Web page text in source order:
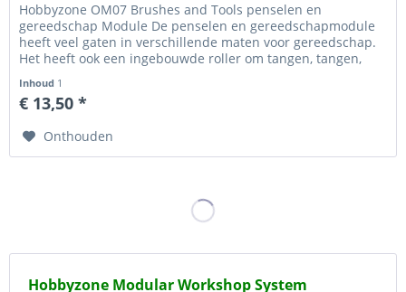
Hobbyzone OM07 Brushes and Tools penselen en
gereedschap Module De penselen en gereedschapmodule
heeft veel gaten in verschillende maten voor gereedschap.
Het heeft ook een ingebouwde roller om tangen, tangen,
Inhoud 1
€ 13,50 *
Onthouden
Hobbyzone Modular Workshop System